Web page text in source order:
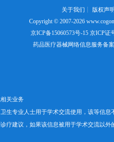
关于我们 ┊ 版权声
Copyright © 2007-2026
京ICP备15060573号-15京ICP证
药品医疗器械网络信息服务备
关业务
生专业人士用于学术交流使用，该等信息
疗建议，如果该信息被用于学术交流以外